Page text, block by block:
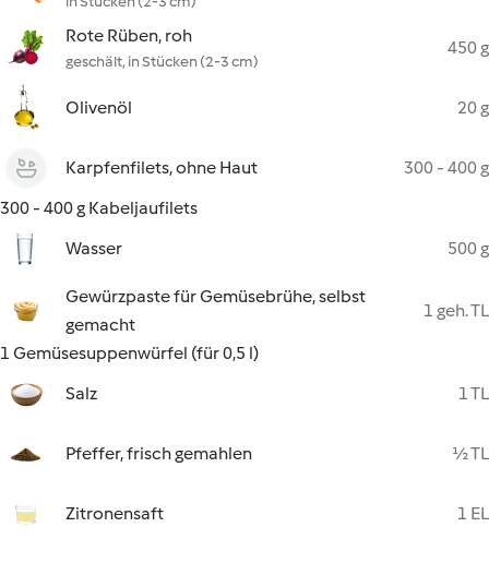
Rote Rüben, roh
geschält, in Stücken (2-3 cm)
450 g
Olivenöl 20 g
Karpfenfilets, ohne Haut
300 - 400 g
300 - 400 g Kabeljaufilets
Wasser
500 g
Gewürzpaste für Gemüsebrühe, selbst
gemacht
1 geh. TL
1 Gemüsesuppenwürfel (für 0,5 l)
Salz
1 TL
Pfeffer, frisch gemahlen ½ TL
Zitronensaft 1 EL